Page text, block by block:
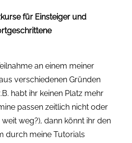
für Einsteiger und
an einem meiner
verschiedenen Gründen
habt ihr keinen Platz mehr
passen zeitlich nicht oder
weg?), dann könnt ihr den
durch meine Tutorials